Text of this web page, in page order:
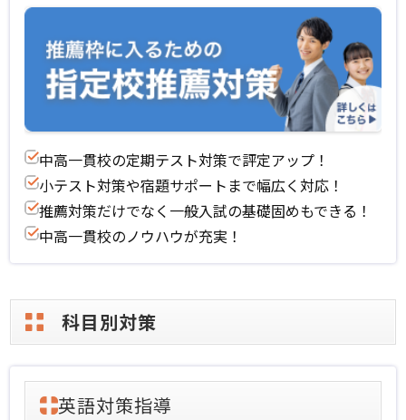
中高一貫校の定期テスト対策で評定アップ！
小テスト対策や宿題サポートまで幅広く対応！
推薦対策だけでなく一般入試の基礎固めもできる！
中高一貫校のノウハウが充実！
科目別対策
英語対策指導